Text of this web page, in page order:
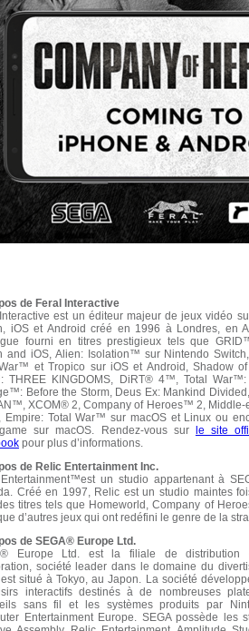
de Feral Interactive
est un éditeur majeur de jeux vidéo
iOS et Android créé en 1996 à Londres, en
fourni en titres prestigieux tels que
and iOS, Alien: Isolation™ sur Nintendo
et Tropico sur iOS et Android, Shadow
THREE KINGDOMS, DiRT® 4™, Total War™:
Before the Storm,Deus Ex: Mankind
XCOM® 2, Company of Heroes™ 2,
Empire: Total War™ sur macOS et Linux ou
sur macOS. Rendez-vous sur le site
pour plus d’informations.
de Relic Entertainment Inc.
un studio appartenant à
Créé en 1997, Relic est un studio maintes
titres tels que Homeworld, Company of
d’autres jeux qui ont redéfini le genre de la
de SEGA® Europe Ltd.
Europe Ltd. est la filiale de distribution
société leader dans le domaine du
situé à Tokyo, au Japon. La société
interactifs destinés à de nombreuses
sans fil et les systèmes produits par
Entertainment Europe. SEGA possède les